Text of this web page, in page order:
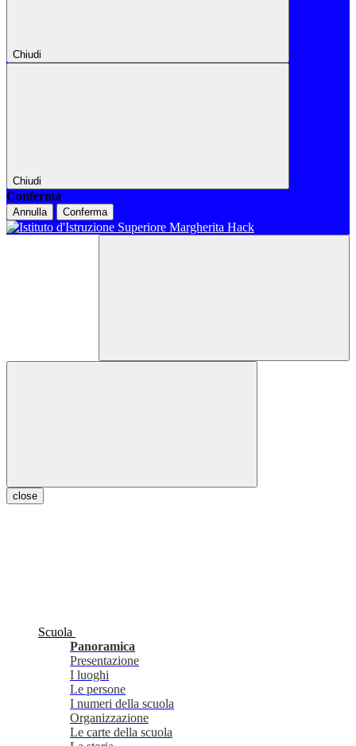
Chiudi
Chiudi
Conferma
Annulla Conferma
close
Scuola
Panoramica
Presentazione
I luoghi
Le persone
I numeri della scuola
Organizzazione
Le carte della scuola